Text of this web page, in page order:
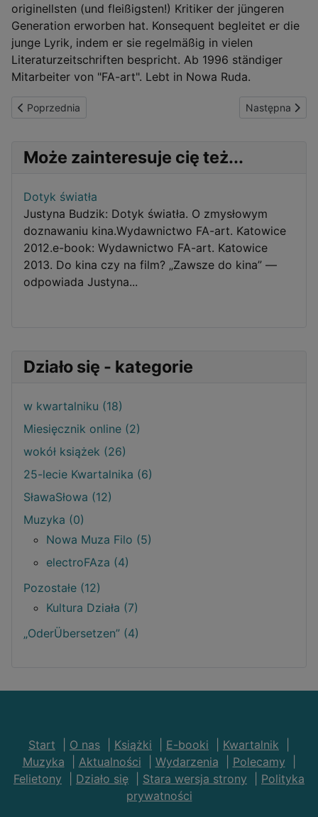
Działo się - kategorie
w kwartalniku (18)
Miesięcznik online (2)
wokół książek (26)
25-lecie Kwartalnika (6)
SławaSłowa (12)
Muzyka (0)
Nowa Muza Filo (5)
electroFAza (4)
Pozostałe (12)
Kultura Działa (7)
„OderÜbersetzen” (4)
originellsten (und fleißigsten!) Kritiker der jüngeren
Generation erworben hat. Konsequent begleitet er die
junge Lyrik, indem er sie regelmäßig in vielen
Literaturzeitschriften bespricht. Ab 1996 ständiger
Mitarbeiter von "FA-art". Lebt in Nowa Ruda.
Poprzednia strona: Zigarettenpausen
Poprzednia Następna
Następna
Może zainteresuje cię też...
Dotyk światła
Justyna Budzik: Dotyk światła. O zmysłowym
doznawaniu kina.Wydawnictwo FA-art. Katowice
2012.e-book: Wydawnictwo FA-art. Katowice
2013. Do kina czy na film? „Zawsze do kina” —
odpowiada Justyna...
Start O nas Książki E-booki Kwartalnik
Muzyka
Aktualności Wydarzenia Polecamy
Felietony
Działo się Stara wersja strony
Polityka
prywatności